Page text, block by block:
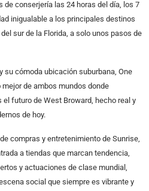
de conserjería las 24 horas del día, los 7
inigualable a los principales destinos
sur de la Florida, a solo unos pasos de
su cómoda ubicación suburbana, One
de ambos mundos donde
el futuro de West Broward, hecho real y
de hoy.
compras y entretenimiento de Sunrise,
a tiendas que marcan tendencia,
y actuaciones de clase mundial,
social que siempre es vibrante y